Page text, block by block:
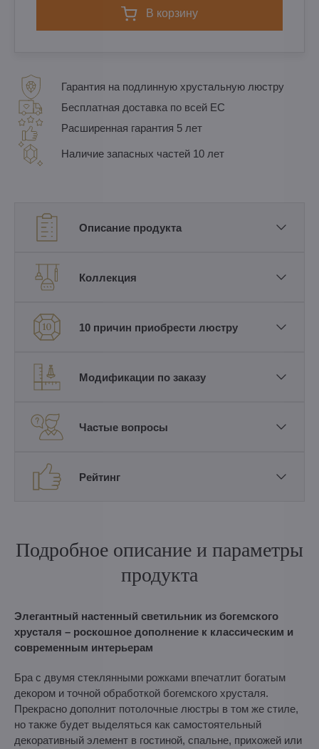
в корзину
Гарантия на подлинную хрустальную люстру
Бесплатная доставка по всей ЕС
Расширенная гарантия 5 лет
Наличие запасных частей 10 лет
Описание продукта
Коллекция
10 причин приобрести люстру
Модификации по заказу
Частые вопросы
Рейтинг
Подробное описание и параметры
продукта
Элегантный настенный светильник из богемского
хрусталя – роскошное дополнение к классическим и
современным интерьерам
Бра с двумя стеклянными рожками впечатлит богатым
декором и точной обработкой богемского хрусталя.
Прекрасно дополнит потолочные люстры в том же стиле,
но также будет выделяться как самостоятельный
декоративный элемент в гостиной, спальне, прихожей или